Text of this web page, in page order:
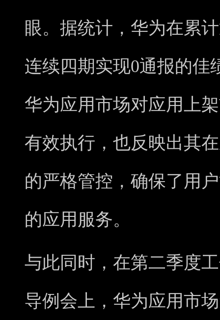
眼。据统计，华为在累
连续四期实现0通报的佳
华为应用市场对应用上
有效执行，也反映出其
的严格管控，确保了用
的应用服务。
与此同时，在第二季度
导例会上，华为应用市